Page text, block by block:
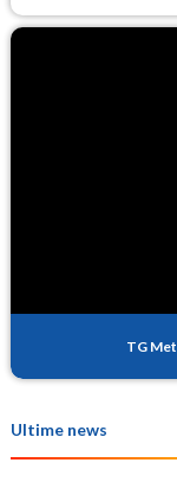
TG
Ultime news